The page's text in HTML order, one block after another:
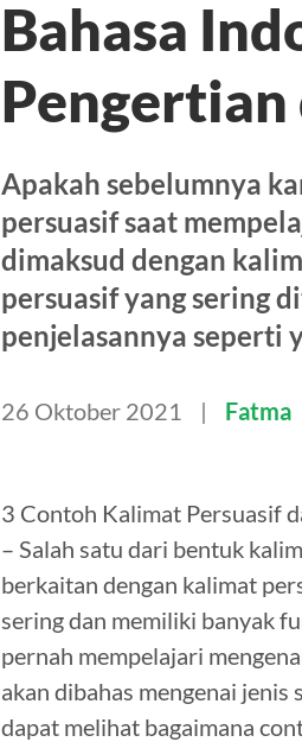
Bahasa
Apakah sebelumnya
persuasif saat
dimaksud dengan
persuasif yang sering
penjelasannya seperti
26 Oktober 2021 Fatma
3 Contoh Kalimat Persuasif
– Salah satu dari bentuk
berkaitan dengan kalimat
sering dan memiliki banyak
pernah mempelajari
akan dibahas mengenai jenis
dapat melihat bagaimana